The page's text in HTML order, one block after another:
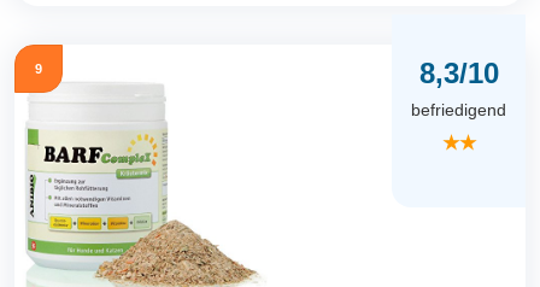
9 8,3/10
befriedigend
★★